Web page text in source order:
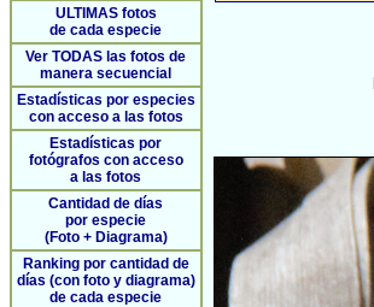
ULTIMAS fotos
de cada especie
Ver TODAS las fotos de
manera secuencial
Estadísticas por especies
con acceso a las fotos
Estadísticas por
fotógrafos con acceso
a las fotos
Cantidad de días
por especie
(Foto + Diagrama)
Ranking por cantidad de
días (con foto y diagrama)
de cada especie